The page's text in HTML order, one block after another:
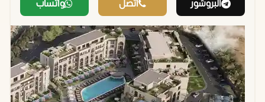
الدولي
مدينة سفاجا
25 دقيقة
عبر طرق
ممهدة
يجعلك مرتبط بمركز
اقتصادي وطبي
وبحري عالمي
البروشور اتصل واتساب